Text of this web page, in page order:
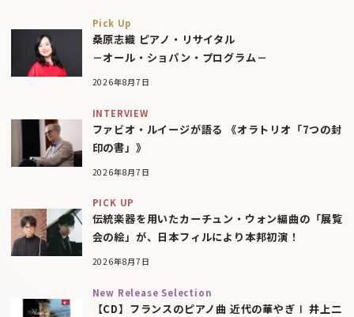
Pick Up
桑原志織 ピアノ・リサイタル
－オール・ショパン・プログラム－
2026年8月7日
INTERVIEW
ファビオ・ルイージが語る 《オラトリオ「7つの封
印の書」》
2026年8月7日
PICK UP
伝統楽器を用いたカーチュン・ウォン編曲の「展覧
会の絵」が、日本フィルにより本邦初演！
2026年8月7日
New Release Selection
【CD】フランスのピアノ曲 近代の華やぎⅠ 井上二